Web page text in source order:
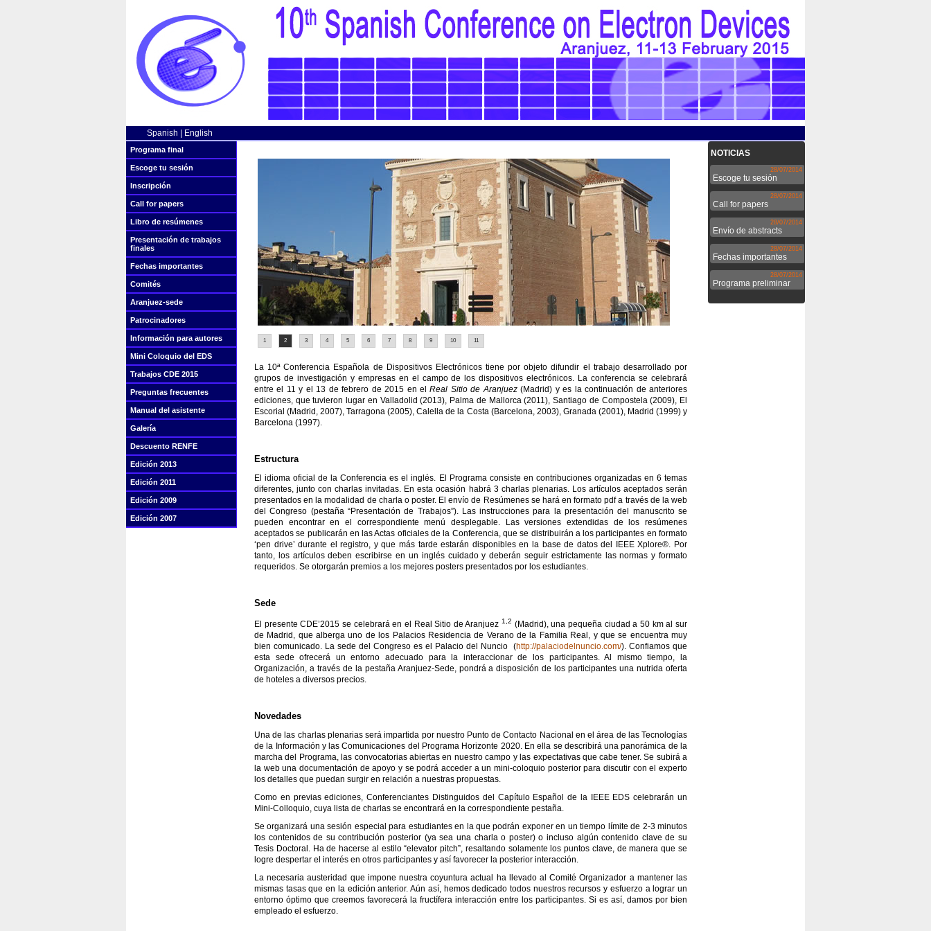
Spanish English
Programa final
Escoge tu sesión
Inscripción
Call for papers
Libro de resúmenes
Presentación de trabajos
finales
Fechas importantes
Comités
Aranjuez-sede
Patrocinadores
Información para autores
Mini Coloquio del EDS
Trabajos CDE 2015
Preguntas frecuentes
Manual del asistente
Galería
Descuento RENFE
Edición 2013
Edición 2011
Edición 2009
Edición 2007
1 2 3 4 5 6 7 8 9 10 11
La 10ª Conferencia Española de Dispositivos Electrónicos tiene por objeto difundir el trabajo desarrollado por
grupos de investigación y empresas en el campo de los dispositivos electrónicos. La conferencia se celebrará
entre el 11 y el 13 de febrero de 2015 en elReal Sitio de Aranjuez(Madrid) y es la continuación de anteriores
ediciones, que tuvieron lugar en Valladolid (2013), Palma de Mallorca (2011), Santiago de Compostela (2009), El
Escorial (Madrid, 2007), Tarragona (2005), Calella de la Costa (Barcelona, 2003), Granada (2001), Madrid (1999) y
Barcelona (1997).
Estructura
El idioma oficial de la Conferencia es el inglés. El Programa consiste en contribuciones organizadas en 6 temas
diferentes, junto con charlas invitadas. En esta ocasión habrá 3 charlas plenarias. Los artículos aceptados serán
presentados en la modalidad de charla o poster. El envío de Resúmenes se hará en formato pdf a través de la web
del Congreso (pestaña “Presentación de Trabajos”). Las instrucciones para la presentación del manuscrito se
pueden encontrar en el correspondiente menú desplegable. Las versiones extendidas de los resúmenes
aceptados se publicarán en las Actas oficiales de la Conferencia, que se distribuirán a los participantes en formato
‘pen drive’ durante el registro, y que más tarde estarán disponibles en la base de datos del IEEE Xplore®. Por
tanto, los artículos deben escribirse en un inglés cuidado y deberán seguir estrictamente las normas y formato
requeridos. Se otorgarán premios a los mejores posters presentados por los estudiantes.
Sede
El presente CDE’2015 se celebrará en el Real Sitio de Aranjuez 1,2 (Madrid), una pequeña ciudad a 50 km al sur
de Madrid, que alberga uno de los Palacios Residencia de Verano de la Familia Real, y que se encuentra muy
bien comunicado. La sede del Congreso es el Palacio del Nuncio (http://palaciodelnuncio.com/). Confiamos que
esta sede ofrecerá un entorno adecuado para la interaccionar de los participantes. Al mismo tiempo, la
Organización, a través de la pestaña Aranjuez-Sede, pondrá a disposición de los participantes una nutrida oferta
de hoteles a diversos precios.
Novedades
Una de las charlas plenarias será impartida por nuestro Punto de Contacto Nacional en el área de las Tecnologías
de la Información y las Comunicaciones del Programa Horizonte 2020. En ella se describirá una panorámica de la
marcha del Programa, las convocatorias abiertas en nuestro campo y las expectativas que cabe tener. Se subirá a
la web una documentación de apoyo y se podrá acceder a un mini-coloquio posterior para discutir con el experto
los detalles que puedan surgir en relación a nuestras propuestas.
Como en previas ediciones, Conferenciantes Distinguidos del Capítulo Español de la IEEE EDS celebrarán un
Mini-Colloquio, cuya lista de charlas se encontrará en la correspondiente pestaña.
Se organizará una sesión especial para estudiantes en la que podrán exponer en un tiempo límite de 2-3 minutos
los contenidos de su contribución posterior (ya sea una charla o poster) o incluso algún contenido clave de su
Tesis Doctoral. Ha de hacerse al estilo “elevator pitch”, resaltando solamente los puntos clave, de manera que se
logre despertar el interés en otros participantes y así favorecer la posterior interacción.
La necesaria austeridad que impone nuestra coyuntura actual ha llevado al Comité Organizador a mantener las
mismas tasas que en la edición anterior. Aún así, hemos dedicado todos nuestros recursos y esfuerzo a lograr un
entorno óptimo que creemos favorecerá la fructífera interacción entre los participantes. Si es así, damos por bien
empleado el esfuerzo.
NOTICIAS
28/07/2014
Escoge tu sesión
28/07/2014
Call for papers
28/07/2014
Envío de abstracts
28/07/2014
Fechas importantes
28/07/2014
Programa preliminar